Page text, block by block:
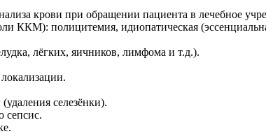
крови при обращении пациента в лечебное
ККМ): полицитемия, идиопатическая
лёгких, яичников, лимфома и т.д.).
селезёнки).
сепсис.